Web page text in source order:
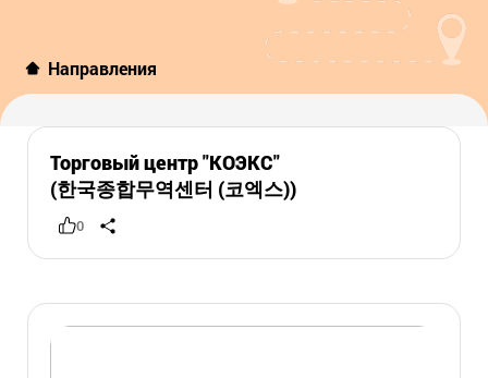
Направления
Торговый центр "КОЭКС"
(한국종합무역센터 (코엑스))
0